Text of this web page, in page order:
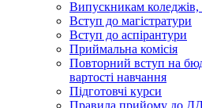
Випускникам коледжів,
Вступ до магістратури
Вступ до аспірантури
Приймальна комісія
Повторний вступ на
вартості навчання
Підготовчі курси
Правила прийому до